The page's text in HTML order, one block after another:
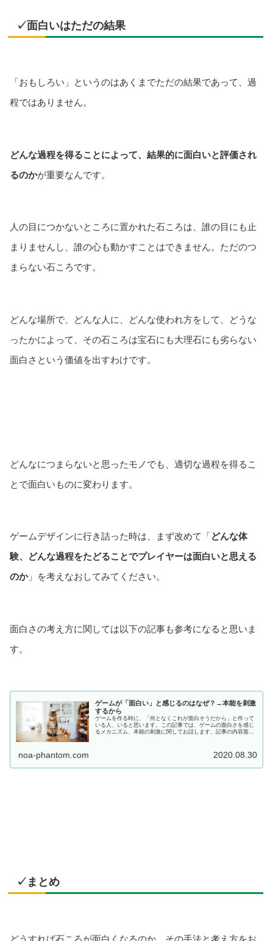
✓面白いはただの結果
「おもしろい」というのはあくまでただの結果であって、過
程ではありません。
どんな過程を得ることによって、結果的に面白いと評価され
るのかが重要なんです。
人の目につかないところに置かれた石ころは、誰の目にも止
まりませんし、誰の心も動かすことはできません。ただのつ
まらない石ころです。
どんな場所で、どんな人に、どんな使われ方をして、どうな
ったかによって、その石ころは宝石にも大理石にも劣らない
面白さという価値を出すわけです。
どんなにつまらないと思ったモノでも、適切な過程を得るこ
とで面白いものに変わります。
ゲームデザインに行き詰った時は、まず改めて「どんな体
験、どんな過程をたどることでプレイヤーは面白いと思える
のか」を考えなおしてみてください。
面白さの考え方に関しては以下の記事も参考になると思いま
す。
ゲームが「面白い」と感じるのはなぜ？→本能を刺激
するから
ゲームを作る時に、「何となくこれが面白そうだから」と作って
いる人、いると思います。この記事では、ゲームの面白さを感じ
るメカニズム、本能の刺激に関してお話します。記事の内容面白
noa-phantom.com 2020.08.30
✓まとめ
どうすれば石ころが面白くなるのか、その手法と考え方をお